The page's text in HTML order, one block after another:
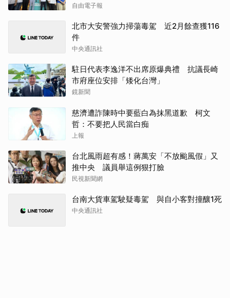
自由電子報
北市大安警強力掃蕩毒駕 近2月餘查獲116
件
中央通訊社
駐日代表李逸洋不出席原爆典禮 抗議長崎
市府座位安排「矮化台灣」
鏡新聞
慈濟遭詐陳時中要藍白為抹黑道歉 柯文
哲：不要把人民當白痴
上報
台北風雨超有感！蔣萬安「不放颱風假」又
推中央 議員舉這例狠打臉
民視新聞網
台南大貨車駕駛疑毒駕 與自小客對撞釀1死
中央通訊社